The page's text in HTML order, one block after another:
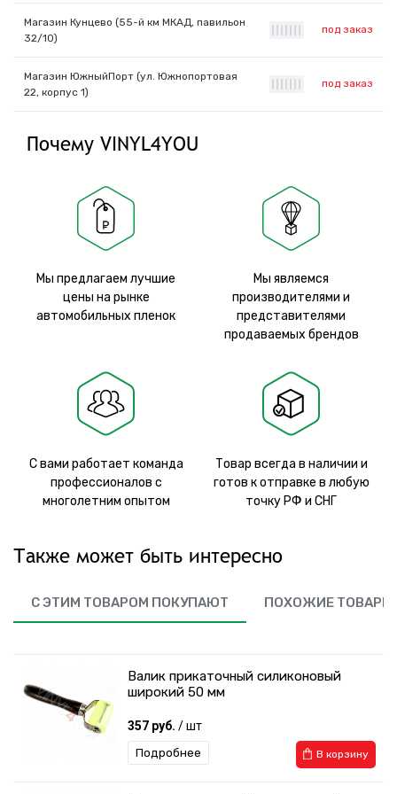
Магазин Кунцево (55-й км МКАД, павильон
32/10)
под заказ
Магазин ЮжныйПорт (ул. Южнопортовая
22, корпус 1)
под заказ
Почему VINYL4YOU
Мы предлагаем лучшие
цены на рынке
автомобильных пленок
Мы являемся
производителями и
представителями
продаваемых брендов
С вами работает команда
профессионалов с
многолетним опытом
Товар всегда в наличии и
готов к отправке в любую
точку РФ и СНГ
Также может быть интересно
С ЭТИМ ТОВАРОМ ПОКУПАЮТ ПОХОЖИЕ ТОВАРЫ
Валик прикаточный силиконовый
широкий 50 мм
357 руб. / шт
В корзину
Подробнее